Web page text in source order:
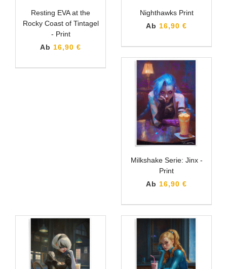
Resting EVA at the
Rocky Coast of Tintagel
- Print
Ab 16,90 €
Nighthawks Print
Ab 16,90 €
Milkshake Serie: Jinx -
Print
Ab 16,90 €